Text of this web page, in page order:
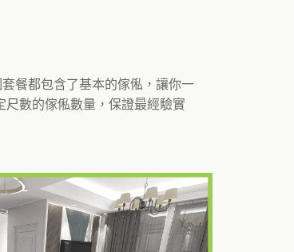
餐都包含了基本的傢俬，讓你一
尺數的傢俬數量，保證最經驗實